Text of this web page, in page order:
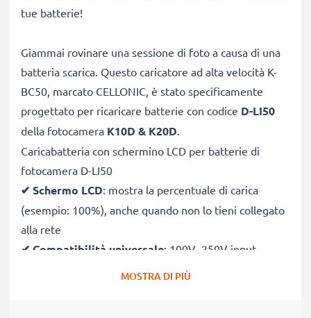
tue batterie!
Giammai rovinare una sessione di foto a causa di una
batteria scarica. Questo caricatore ad alta velocità K-
BC50, marcato CELLONIC, è stato specificamente
progettato per ricaricare batterie con codice D-LI50
della fotocamera K10D & K20D.
Caricabatteria con schermino LCD per batterie di
fotocamera D-LI50
✔ Schermo LCD: mostra la percentuale di carica
(esempio: 100%), anche quando non lo tieni collegato
alla rete
✔ Compatibilità universale: 100V–250V input
flessibile, utilizzabile ovunque, in Italia, Europa o fuori
MOSTRA DI PIÙ